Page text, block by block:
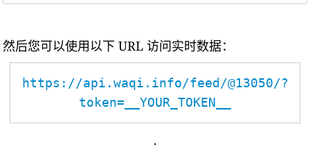
然后您可以使用以下 URL 访问实时数据：
https://api.waqi.info/feed/@13050/?
token=__YOUR_TOKEN__
.